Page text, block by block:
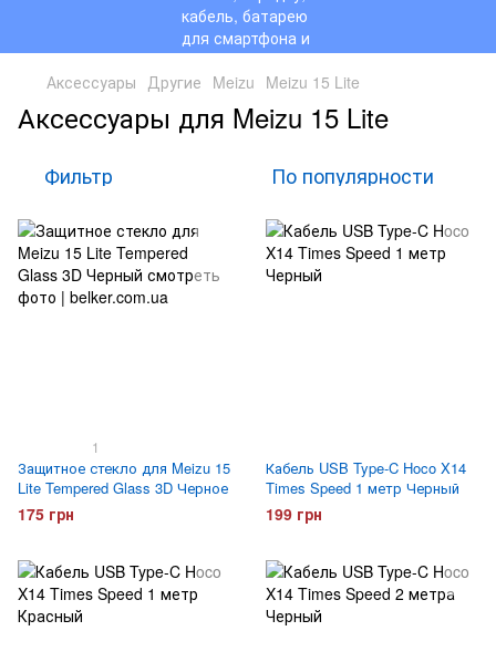
Аксессуары Другие Meizu Meizu 15 Lite
Аксессуары для Meizu 15 Lite
Фильтр По популярности
1
Защитное стекло для Meizu 15
Lite Tempered Glass 3D Черное
175 грн
Кабель USB Type-C Hoco X14
Times Speed 1 метр Черный
199 грн